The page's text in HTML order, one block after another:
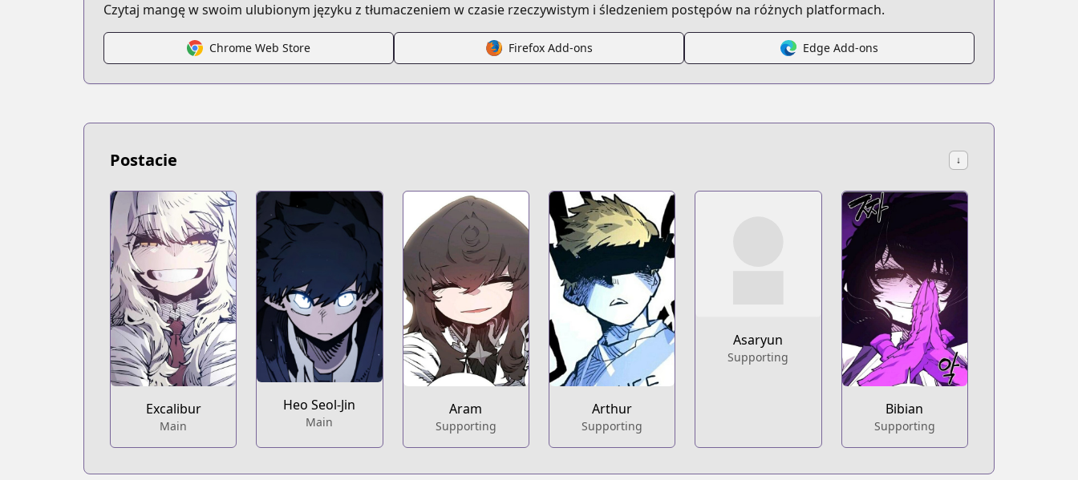
Czytaj mangę w swoim ulubionym języku z tłumaczeniem w czasie rzeczywistym i śledzeniem postępów na różnych platformach.
Chrome Web Store Firefox Add-ons Edge Add-ons
Postacie ↓
Excalibur
Main
Heo Seol-Jin
Main
Aram
Supporting
Arthur
Supporting
Asaryun
Supporting
Bibian
Supporting